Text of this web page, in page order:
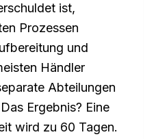
ist,
Prozessen
und
Händler
Abteilungen
Ergebnis? Eine
wird zu 60 Tagen.